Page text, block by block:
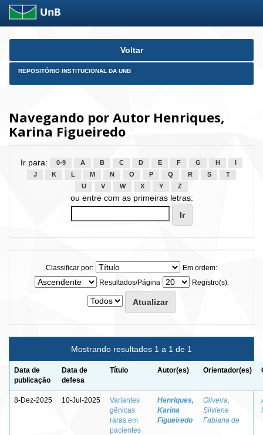
Skip
Voltar
REPOSITÓRIO INSTITUCIONAL DA UNB
Navegando por Autor Henriques,
Karina Figueiredo
Ir para: 0-9 A B C D E F G H
J
K L M N O P Q R S
T
U
V W X Y Z
ou entre com as primeiras letras:
Classificar por:
Em ordem:
Resultados/Página
Registro(s):
Mostrando resultados 1 a 1 de 1
Data de
publicação
Data de
defesa
Título Autor(es) Orientador(es)
8-Dez-2025 10-Jul-2025
Variantes
gênicas
raras em
pacientes
Henriques,
Karina
Figueiredo
Oliveira,
Silviene
Fabiana de